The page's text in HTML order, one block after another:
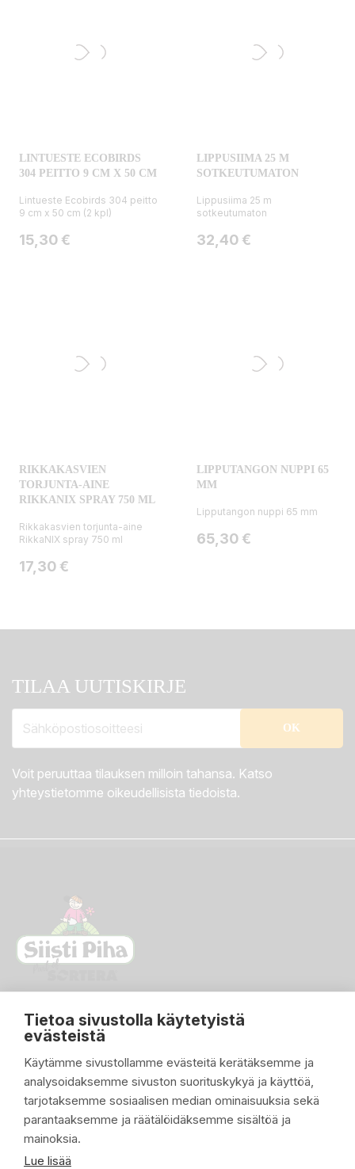
Tietoa sivustolla käytetyistä
evästeistä
Käytämme sivustollamme evästeitä kerätäksemme ja
analysoidaksemme sivuston suorituskykyä ja käyttöä,
tarjotaksemme sosiaalisen median ominaisuuksia sekä
parantaaksemme ja räätälöidäksemme sisältöä ja
mainoksia.
Lue lisää
LINTUESTE ECOBIRDS
304 PEITTO 9 CM X 50 CM
Lintueste Ecobirds 304 peitto
9 cm x 50 cm (2 kpl)
Hinta
15,30 €
LIPPUSIIMA 25 M
SOTKEUTUMATON
Lippusiima 25 m
sotkeutumaton
Hinta
32,40 €
RIKKAKASVIEN
TORJUNTA-AINE
RIKKANIX SPRAY 750 ML
Rikkakasvien torjunta-aine
RikkaNIX spray 750 ml
Hinta
17,30 €
LIPPUTANGON NUPPI 65
MM
Lipputangon nuppi 65 mm
Hinta
65,30 €
TILAA UUTISKIRJE
Voit peruuttaa tilauksen milloin tahansa. Katso
yhteystietomme oikeudellisista tiedoista.
PIKALINKIT
TUOTTEET